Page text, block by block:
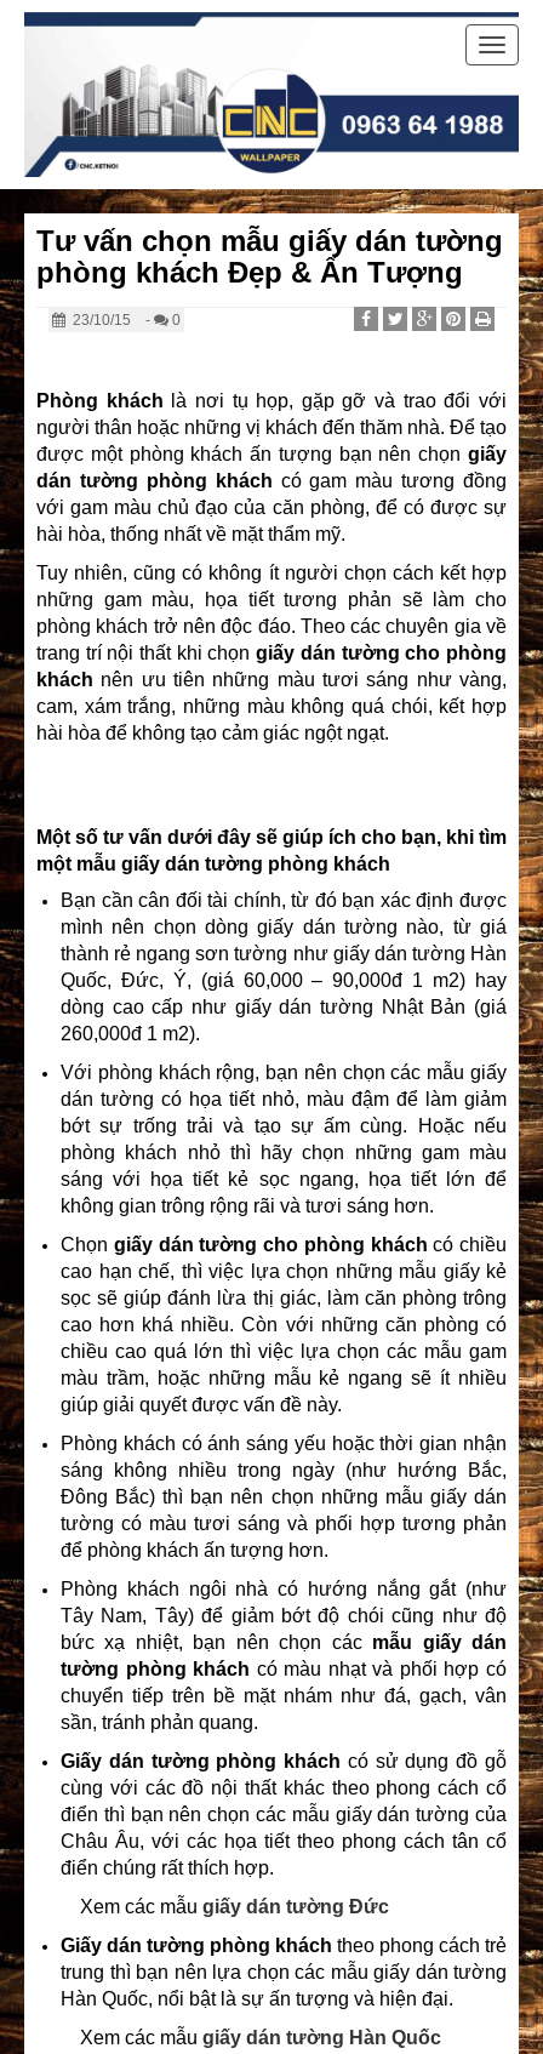
Toggle
Tư vấn chọn mẫu giấy dán tường
phòng khách Đẹp & Ấn Tượng
23/10/15 - 0
Phòng khách là nơi tụ họp, gặp gỡ và trao đổi với
người thân hoặc những vị khách đến thăm nhà. Để tạo
được một phòng khách ấn tượng bạn nên chọn giấy
dán tường phòng khách có gam màu tương đồng
với gam màu chủ đạo của căn phòng, để có được sự
hài hòa, thống nhất về mặt thẩm mỹ.
Tuy nhiên, cũng có không ít người chọn cách kết hợp
những gam màu, họa tiết tương phản sẽ làm cho
phòng khách trở nên độc đáo. Theo các chuyên gia về
trang trí nội thất khi chọn giấy dán tường cho phòng
khách nên ưu tiên những màu tươi sáng như vàng,
cam, xám trắng, những màu không quá chói, kết hợp
hài hòa để không tạo cảm giác ngột ngạt.
Một số tư vấn dưới đây sẽ giúp ích cho bạn, khi tìm
một mẫu giấy dán tường phòng khách
Bạn cần cân đối tài chính, từ đó bạn xác định được
mình nên chọn dòng giấy dán tường nào, từ giá
thành rẻ ngang sơn tường như giấy dán tường Hàn
Quốc, Đức, Ý, (giá 60,000 – 90,000đ 1 m2) hay
dòng cao cấp như giấy dán tường Nhật Bản (giá
260,000đ 1 m2).
Với phòng khách rộng, bạn nên chọn các mẫu giấy
dán tường có họa tiết nhỏ, màu đậm để làm giảm
bớt sự trống trải và tạo sự ấm cùng. Hoặc nếu
phòng khách nhỏ thì hãy chọn những gam màu
sáng với họa tiết kẻ sọc ngang, họa tiết lớn để
không gian trông rộng rãi và tươi sáng hơn.
Chọn giấy dán tường cho phòng khách có chiều
cao hạn chế, thì việc lựa chọn những mẫu giấy kẻ
sọc sẽ giúp đánh lừa thị giác, làm căn phòng trông
cao hơn khá nhiều. Còn với những căn phòng có
chiều cao quá lớn thì việc lựa chọn các mẫu gam
màu trầm, hoặc những mẫu kẻ ngang sẽ ít nhiều
giúp giải quyết được vấn đề này.
Phòng khách có ánh sáng yếu hoặc thời gian nhận
sáng không nhiều trong ngày (như hướng Bắc,
Đông Bắc) thì bạn nên chọn những mẫu giấy dán
tường có màu tươi sáng và phối hợp tương phản
để phòng khách ấn tượng hơn.
Phòng khách ngôi nhà có hướng nắng gắt (như
Tây Nam, Tây) để giảm bớt độ chói cũng như độ
bức xạ nhiệt, bạn nên chọn các mẫu giấy dán
tường phòng khách có màu nhạt và phối hợp có
chuyển tiếp trên bề mặt nhám như đá, gạch, vân
sần, tránh phản quang.
Giấy dán tường phòng khách có sử dụng đồ gỗ
cùng với các đồ nội thất khác theo phong cách cổ
điển thì bạn nên chọn các mẫu giấy dán tường của
Châu Âu, với các họa tiết theo phong cách tân cổ
điển chúng rất thích hợp.
Xem các mẫu giấy dán tường Đức
Giấy dán tường phòng khách theo phong cách trẻ
trung thì bạn nên lựa chọn các mẫu giấy dán tường
Hàn Quốc, nổi bật là sự ấn tượng và hiện đại.
Xem các mẫu giấy dán tường Hàn Quốc